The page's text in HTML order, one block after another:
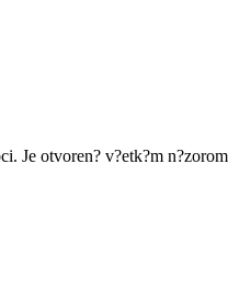
Je otvoren? v?etk?m